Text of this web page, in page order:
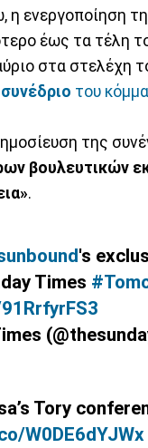
ενεργοποίηση
έως τα τέλη
στα στελέχη
συνέδριο του
της
βουλευτικών
.
's
Times
Tory
W0DE6dYJWx